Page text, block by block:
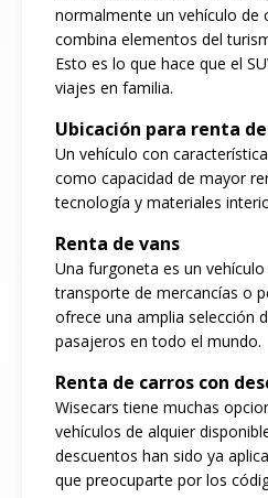
normalmente un vehículo de
combina elementos del
Esto es lo que hace que el
viajes en familia.
Ubicación para renta
Un vehículo con
como capacidad de mayor
tecnología y materiales
Renta de vans
Una furgoneta es un
transporte de mercancías o
ofrece una amplia selección
pasajeros en todo el mundo.
Renta de carros con
Wisecars tiene muchas
vehículos de alquier
descuentos han sido ya
que preocuparte por los